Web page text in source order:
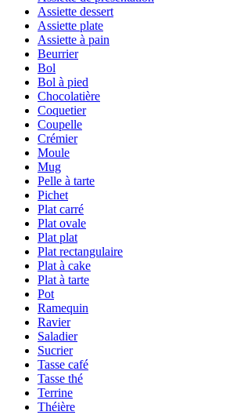
Assiette dessert
Assiette plate
Assiette à pain
Beurrier
Bol
Bol à pied
Chocolatière
Coquetier
Coupelle
Crémier
Moule
Mug
Pelle à tarte
Pichet
Plat carré
Plat ovale
Plat plat
Plat rectangulaire
Plat à cake
Plat à tarte
Pot
Ramequin
Ravier
Saladier
Sucrier
Tasse café
Tasse thé
Terrine
Théière